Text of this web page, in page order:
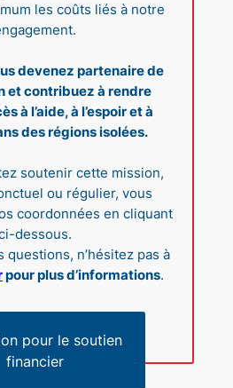
les coûts liés à notre
devenez partenaire de
et contribuez à rendre
à l’aide, à l’espoir et à
des régions isolées.
soutenir cette mission,
ou régulier, vous
coordonnées en cliquant
dessous.
questions, n’hésitez pas à
pour plus d’informations.
pour le soutien
financier